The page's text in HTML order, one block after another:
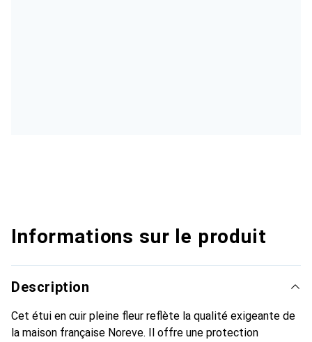
Informations sur le produit
Description
Cet étui en cuir pleine fleur reflète la qualité exigeante de
la maison française Noreve. Il offre une protection